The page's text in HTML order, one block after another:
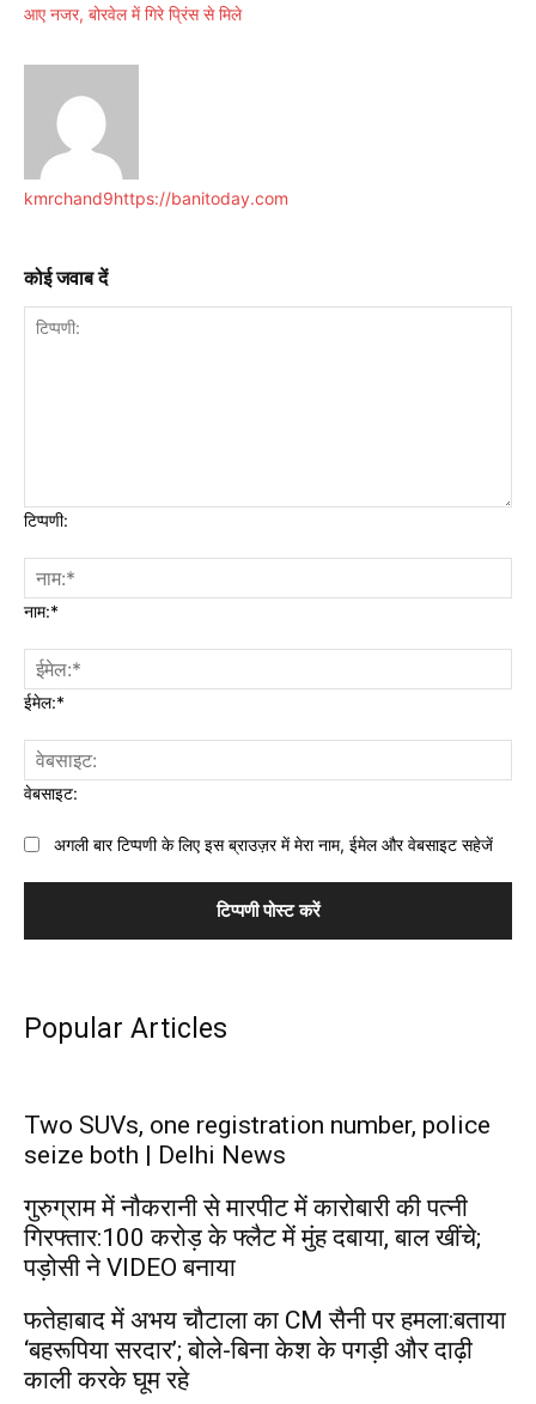
आए नजर, बोरवेल में गिरे प्रिंस से मिले
kmrchand9https://banitoday.com
कोई जवाब दें
टिप्पणी:
नाम:*
ईमेल:*
वेबसाइट:
अगली बार टिप्पणी के लिए इस ब्राउज़र में मेरा नाम, ईमेल और वेबसाइट सहेजें
Popular Articles
Two SUVs, one registration number, police
seize both | Delhi News
गुरुग्राम में नौकरानी से मारपीट में कारोबारी की पत्नी
गिरफ्तार:₹100 करोड़ के फ्लैट में मुंह दबाया, बाल खींचे;
पड़ोसी ने VIDEO बनाया
फतेहाबाद में अभय चौटाला का CM सैनी पर हमला:बताया
‘बहरूपिया सरदार’; बोले-बिना केश के पगड़ी और दाढ़ी
काली करके घूम रहे